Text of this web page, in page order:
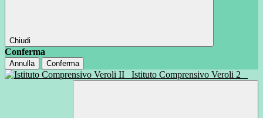
Chiudi
Conferma
Annulla Conferma
Istituto Comprensivo Veroli 2